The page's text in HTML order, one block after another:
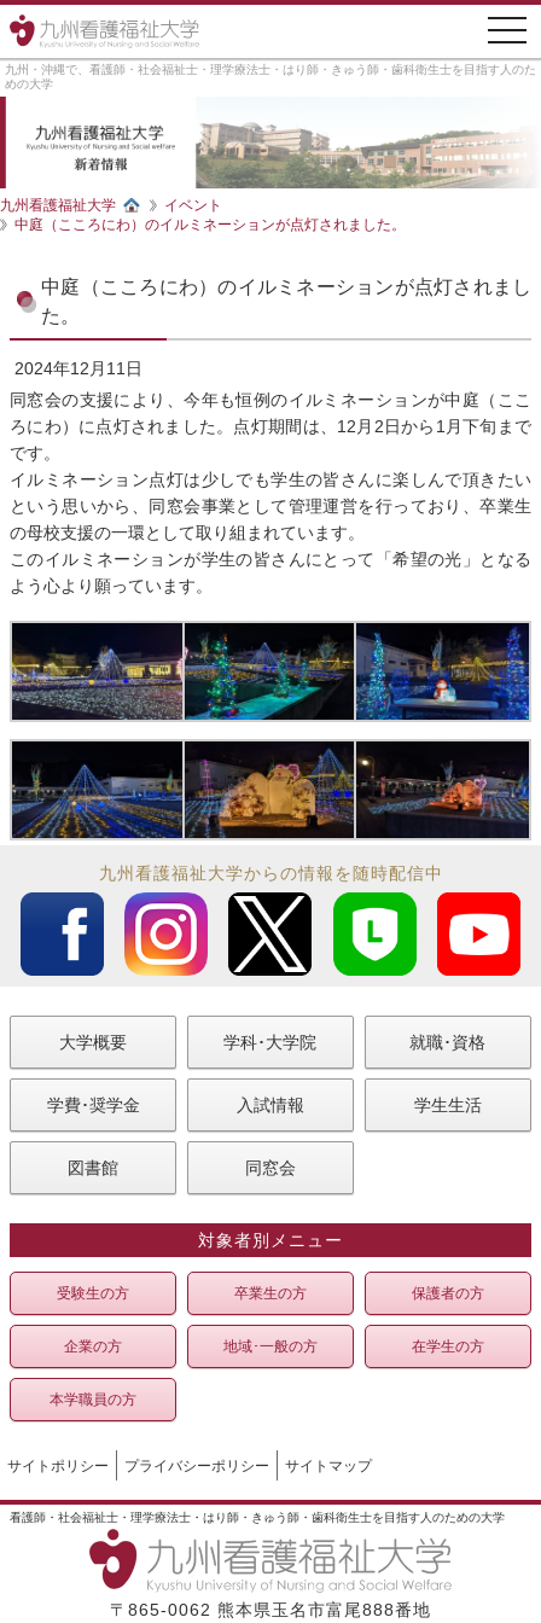
九州・沖縄で、看護師・社会福祉士・理学療法士・はり師・きゅう師・歯科衛生士を目指す人のた
めの大学
九州看護福祉大学
イベント
中庭（こころにわ）のイルミネーションが点灯されました。
中庭（こころにわ）のイルミネーションが点灯されまし
た。
2024年12月11日
同窓会の支援により、今年も恒例のイルミネーションが中庭（ここ
ろにわ）に点灯されました。点灯期間は、12月2日から1月下旬まで
です。
イルミネーション点灯は少しでも学生の皆さんに楽しんで頂きたい
という思いから、同窓会事業として管理運営を行っており、卒業生
の母校支援の一環として取り組まれています。
このイルミネーションが学生の皆さんにとって「希望の光」となる
よう心より願っています。
九州看護福祉大学からの情報を随時配信中
大学概要 学科･大学院 就職･資格
学費･奨学金 入試情報 学生生活
図書館 同窓会
対象者別メニュー
受験生の方 卒業生の方 保護者の方
企業の方 地域･一般の方 在学生の方
本学職員の方
サイトポリシー プライバシーポリシー サイトマップ
看護師・社会福祉士・理学療法士・はり師・きゅう師・歯科衛生士を目指す人のための大学
〒865-0062 熊本県玉名市富尾888番地